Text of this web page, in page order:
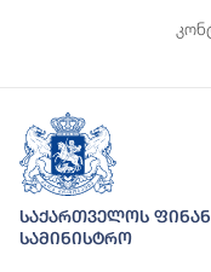
საქართველოს
სამინისტრო